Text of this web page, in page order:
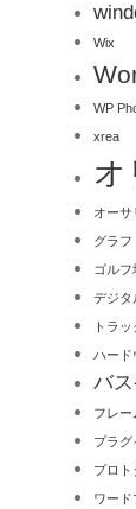
Wix
WP
xrea
オ
オーサ
グラフ
ゴルフ
デジタ
トラ
ハード
バ
フレー
プラグ
プロト
ワード